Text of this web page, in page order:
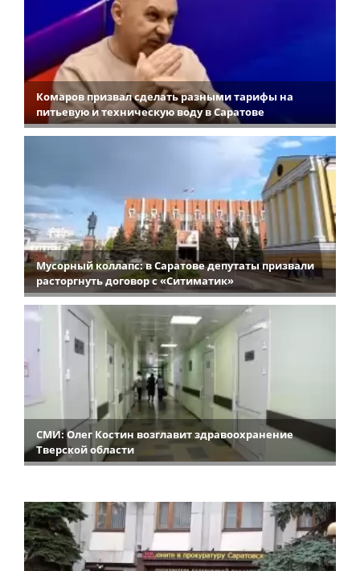
Комаров призвал сделать разными тарифы на
питьевую и техническую воду в Саратове
Мусорный коллапс: в Саратове депутаты призвали
расторгнуть договор с «Ситиматик»
СМИ: Олег Костин возглавит здравоохранение
Тверской области